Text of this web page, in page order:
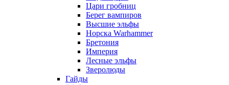
Цари гробниц
Берег вампиров
Высшие эльфы
Норска Warhammer
Бретония
Империя
Лесные эльфы
Зверолюды
Гайды